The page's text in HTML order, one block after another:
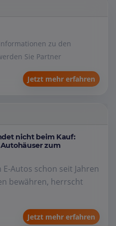
zu den
Sie Partner
Jetzt mehr erfahren
nicht beim Kauf:
zum
Autos schon seit Jahren
bewähren, herrscht
Jetzt mehr erfahren